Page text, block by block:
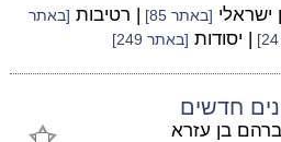
ישראלי [באתר 85] | רטיבות [באתר
| יסודות [באתר 249]
חדשים
בן עזרא